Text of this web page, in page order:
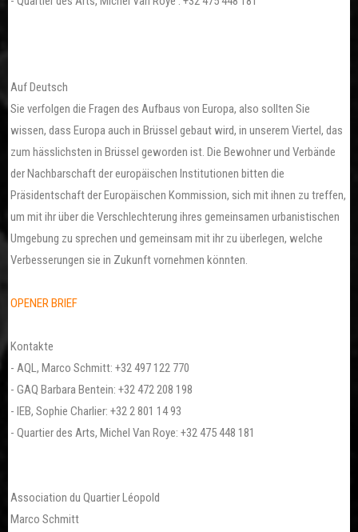
Auf Deutsch
Sie verfolgen die Fragen des Aufbaus von Europa, also sollten Sie
wissen, dass Europa auch in Brüssel gebaut wird, in unserem Viertel, das
zum hässlichsten in Brüssel geworden ist. Die Bewohner und Verbände
der Nachbarschaft der europäischen Institutionen bitten die
Präsidentschaft der Europäischen Kommission, sich mit ihnen zu treffen,
um mit ihr über die Verschlechterung ihres gemeinsamen urbanistischen
Umgebung zu sprechen und gemeinsam mit ihr zu überlegen, welche
Verbesserungen sie in Zukunft vornehmen könnten.
OPENER BRIEF
Kontakte
- AQL, Marco Schmitt: +32 497 122 770
- GAQ Barbara Bentein: +32 472 208 198
- IEB, Sophie Charlier: +32 2 801 14 93
- Quartier des Arts, Michel Van Roye: +32 475 448 181
Association du Quartier Léopold
Marco Schmitt